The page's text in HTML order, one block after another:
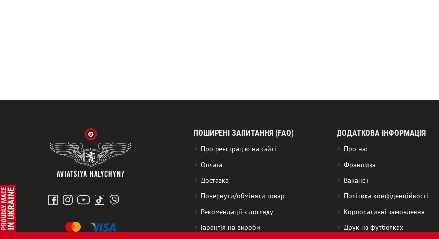
ПОШИРЕНІ ЗАПИТАННЯ (FAQ)
Про реєстрацію на сайті
Оплата
Доставка
Повернути/обміняти товар
Рекомендації з догляду
Гарантія на вироби
ДОДАТКОВА ІНФОРМАЦІЯ
Про нас
Франшиза
Вакансії
Політика конфіденційності
Корпоративні замовлення
Друк на футболках